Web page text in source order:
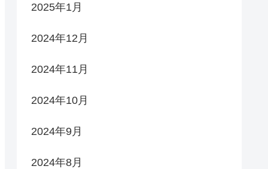
2025年1月
2024年12月
2024年11月
2024年10月
2024年9月
2024年8月